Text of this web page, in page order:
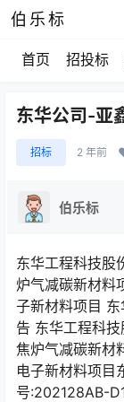
伯乐标
首页 招投标
东华公司-亚
招标 2 年前
伯乐标
东华工程科技股
炉气减碳新材料
子新材料项目
告 东华工程科
焦炉气减碳新材
电子新材料项目
号:202128AB-